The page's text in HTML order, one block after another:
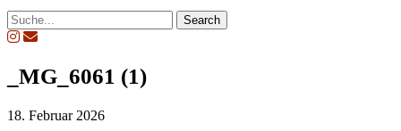
Search
_MG_6061 (1)
18. Februar 2026